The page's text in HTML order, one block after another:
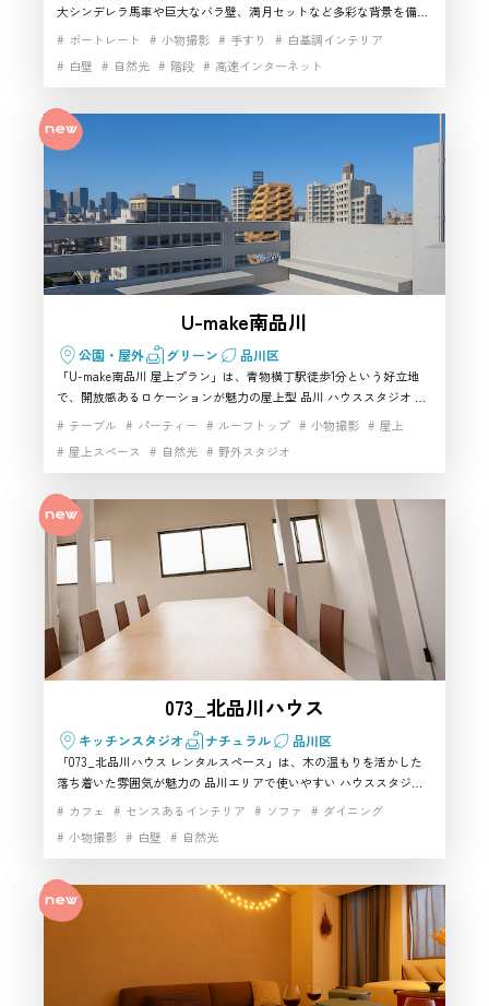
大シンデレラ馬車や巨大なバラ壁、満月セットなど多彩な背景を備え
たハウススタジオです。四方から自然光が差し込み、どのシーンも美
しく撮れるため、ポートレート・コスプレ・前撮り・動画撮影まで幅
広く対応。衣装着放題や機材無料など設備も充実しており、台東区で
世界観重視の撮影をしたい方に特におすすめの撮影スタジオです。
ポートレート 小物撮影 手すり
白基調インテリア
白壁
自然光 階段 高速インターネット
U-make南品川
公園・屋外 グリーン 品川区
「U-make南品川 屋上プラン」は、青物横丁駅徒歩1分という好立地
で、開放感あるロケーションが魅力の屋上型 品川 ハウススタジオ で
す。自然光をたっぷり使えるため、屋上ならではの抜け感を活かした
撮影ができ、パーティーから軽い収録まで幅広く対応する柔軟性が特
徴。特に夕景は写真・動画どちらにも映え、屋外表現に強い 品川の撮
影スタジオ を探している方に最適です。BBQ設備も充実しており、
大人数での利用にも強い点が魅力。アクセスの良さと使い勝手の良さ
を兼ね備えた、品川エリアで自信を持って おすすめ できる屋上スタ
ジオです。
テーブル パーティー ルーフトップ 小物撮影
屋上
屋上スペース
自然光 野外スタジオ
073_北品川ハウス
キッチンスタジオ ナチュラル 品川区
「073_北品川ハウス レンタルスペース」は、木の温もりを活かした
落ち着いた雰囲気が魅力の 品川エリアで使いやすい ハウススタジオ
です。古民家を改装した柔らかい光の入る空間は、会議やワーク利用
はもちろん、ライフスタイル系の撮影にも相性が良く、自然なトーン
で仕上がると評判の 撮影スタジオとしても人気があります。キッチン
設備も備えており、商品撮影から動画収録まで幅広く対応可能。アク
セスも良く初めての利用にも安心できるため、品川で“小さく落ち着
いた空間”を探している方に特に おすすめしたい一軒です。
カフェ センスあるインテリア ソファ
ダイニング
小物撮影
白壁 自然光